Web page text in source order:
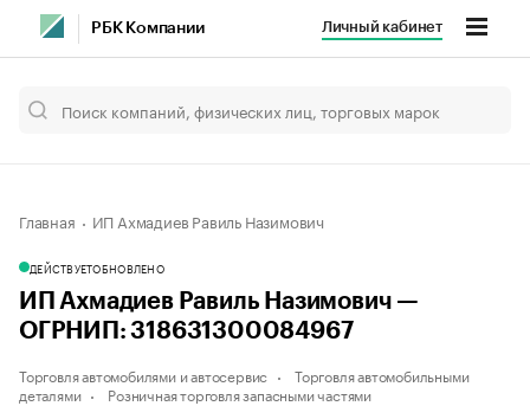
РБК Компании Личный кабинет
Главная ИП Ахмадиев Равиль Назимович
ДЕЙСТВУЕТОБНОВЛЕНО
ИП Ахмадиев Равиль Назимович —
ОГРНИП: 318631300084967
Торговля автомобилями и автосервис
Торговля автомобильными
деталями
Розничная торговля запасными частями